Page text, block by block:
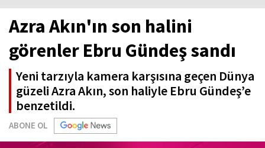
Azra Akın'ın son halini
görenler Ebru Gündeş sandı
Yeni tarzıyla kamera karşısına geçen Dünya
güzeli Azra Akın, son haliyle Ebru Gündeş’e
benzetildi.
ABONE OL